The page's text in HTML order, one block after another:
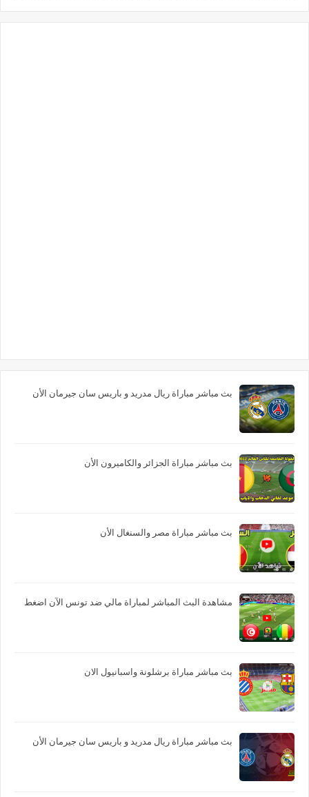
بث مباشر مباراة ريال مدريد و باريس سان جيرمان الأن
بث مباشر مباراة الجزائر والكاميرون الأن
بث مباشر مباراة مصر والسنغال الأن
مشاهدة البث المباشر لمباراة مالي ضد تونس الآن اضغط
بث مباشر مباراة برشلونة واسبانيول الان
بث مباشر مباراة ريال مدريد و باريس سان جيرمان الأن